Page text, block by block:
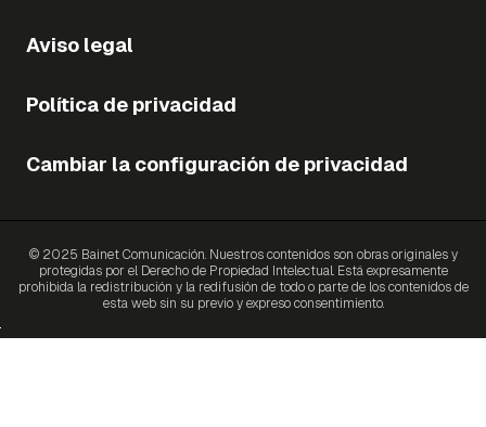
Aviso legal
Política de privacidad
Cambiar la configuración de privacidad
© 2025 Bainet Comunicación. Nuestros contenidos son obras originales y
protegidas por el Derecho de Propiedad Intelectual. Está expresamente
prohibida la redistribución y la redifusión de todo o parte de los contenidos de
esta web sin su previo y expreso consentimiento.